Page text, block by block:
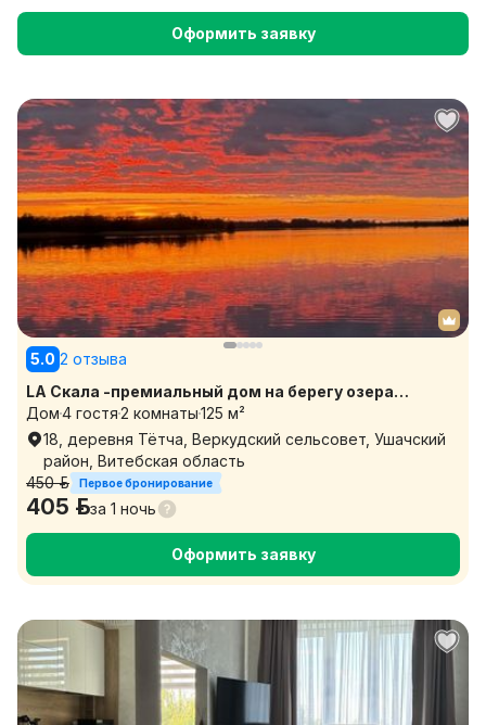
Оформить заявку
5.0 2 отзыва
LA Скала -премиальный дом на берегу озера
Паульское с видом на озеро
Дом4 гостя2 комнаты125 м²
18, деревня Тётча, Веркудский сельсовет, Ушачский
район, Витебская область
450 р.
Первое бронирование
405 р.за 1 ночь
Оформить заявку